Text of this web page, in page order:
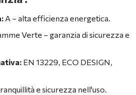
A – alta efficienza energetica.
Verte – garanzia di sicurezza e
EN 13229, ECO DESIGN,
e sicurezza nell'uso.